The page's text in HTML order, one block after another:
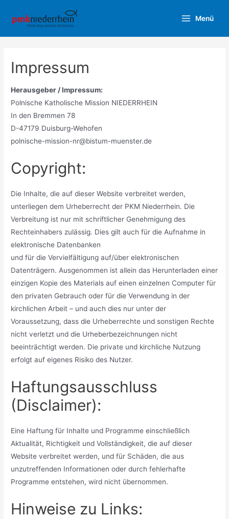
Inhalt
Menü
Impressum
Herausgeber / Impressum:
Polnische Katholische Mission NIEDERRHEIN
In den Bremmen 78
D-47179 Duisburg-Wehofen
polnische-mission-nr@bistum-muenster.de
Copyright:
Die Inhalte, die auf dieser Website verbreitet werden,
unterliegen dem Urheberrecht der PKM Niederrhein. Die
Verbreitung ist nur mit schriftlicher Genehmigung des
Rechteinhabers zulässig. Dies gilt auch für die Aufnahme in
elektronische Datenbanken
und für die Vervielfältigung auf/über elektronischen
Datenträgern. Ausgenommen ist allein das Herunterladen einer
einzigen Kopie des Materials auf einen einzelnen Computer für
den privaten Gebrauch oder für die Verwendung in der
kirchlichen Arbeit – und auch dies nur unter der
Voraussetzung, dass die Urheberrechte und sonstigen Rechte
nicht verletzt und die Urheberbezeichnungen nicht
beeinträchtigt werden. Die private und kirchliche Nutzung
erfolgt auf eigenes Risiko des Nutzer.
Haftungsausschluss
(Disclaimer):
Eine Haftung für Inhalte und Programme einschließlich
Aktualität, Richtigkeit und Vollständigkeit, die auf dieser
Website verbreitet werden, und für Schäden, die aus
unzutreffenden Informationen oder durch fehlerhafte
Programme entstehen, wird nicht übernommen.
Hinweise zu Links: